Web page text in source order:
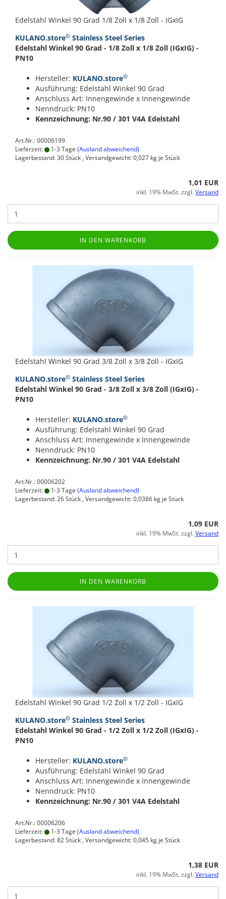
Edelstahl Winkel 90 Grad 1/8 Zoll x 1/8 Zoll - IGxIG
KULANO.store© Stainless Steel Series
Edelstahl Winkel 90 Grad - 1/8 Zoll x 1/8 Zoll (IGxIG) -
PN10
Hersteller: KULANO.store©
Ausführung: Edelstahl Winkel 90 Grad
Anschluss Art: Innengewinde x Innengewinde
Nenndruck: PN10
Kennzeichnung: Nr.90 / 301 V4A Edelstahl
Art.Nr.: 00006199
Lieferzeit:
1-3 Tage (Ausland abweichend)
Lagerbestand: 30 Stück , Versandgewicht:0,027 kg je Stück
1,01 EUR
inkl. 19% MwSt. zzgl.Versand
IN DEN WARENKORB
Edelstahl Winkel 90 Grad 3/8 Zoll x 3/8 Zoll - IGxIG
KULANO.store© Stainless Steel Series
Edelstahl Winkel 90 Grad - 3/8 Zoll x 3/8 Zoll (IGxIG) -
PN10
Hersteller: KULANO.store©
Ausführung: Edelstahl Winkel 90 Grad
Anschluss Art: Innengewinde x Innengewinde
Nenndruck: PN10
Kennzeichnung: Nr.90 / 301 V4A Edelstahl
Art.Nr.: 00006202
Lieferzeit:
1-3 Tage (Ausland abweichend)
Lagerbestand: 26 Stück , Versandgewicht:0,0386 kg je Stück
1,09 EUR
inkl. 19% MwSt. zzgl.Versand
IN DEN WARENKORB
Edelstahl Winkel 90 Grad 1/2 Zoll x 1/2 Zoll - IGxIG
KULANO.store© Stainless Steel Series
Edelstahl Winkel 90 Grad - 1/2 Zoll x 1/2 Zoll (IGxIG) -
PN10
Hersteller: KULANO.store©
Ausführung: Edelstahl Winkel 90 Grad
Anschluss Art: Innengewinde x Innengewinde
Nenndruck: PN10
Kennzeichnung: Nr.90 / 301 V4A Edelstahl
Art.Nr.: 00006206
Lieferzeit:
1-3 Tage (Ausland abweichend)
Lagerbestand: 82 Stück , Versandgewicht:0,045 kg je Stück
1,38 EUR
inkl. 19% MwSt. zzgl.Versand